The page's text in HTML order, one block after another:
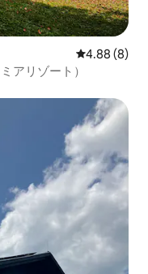
レビュー8件
4.88 (8)
アリゾート）